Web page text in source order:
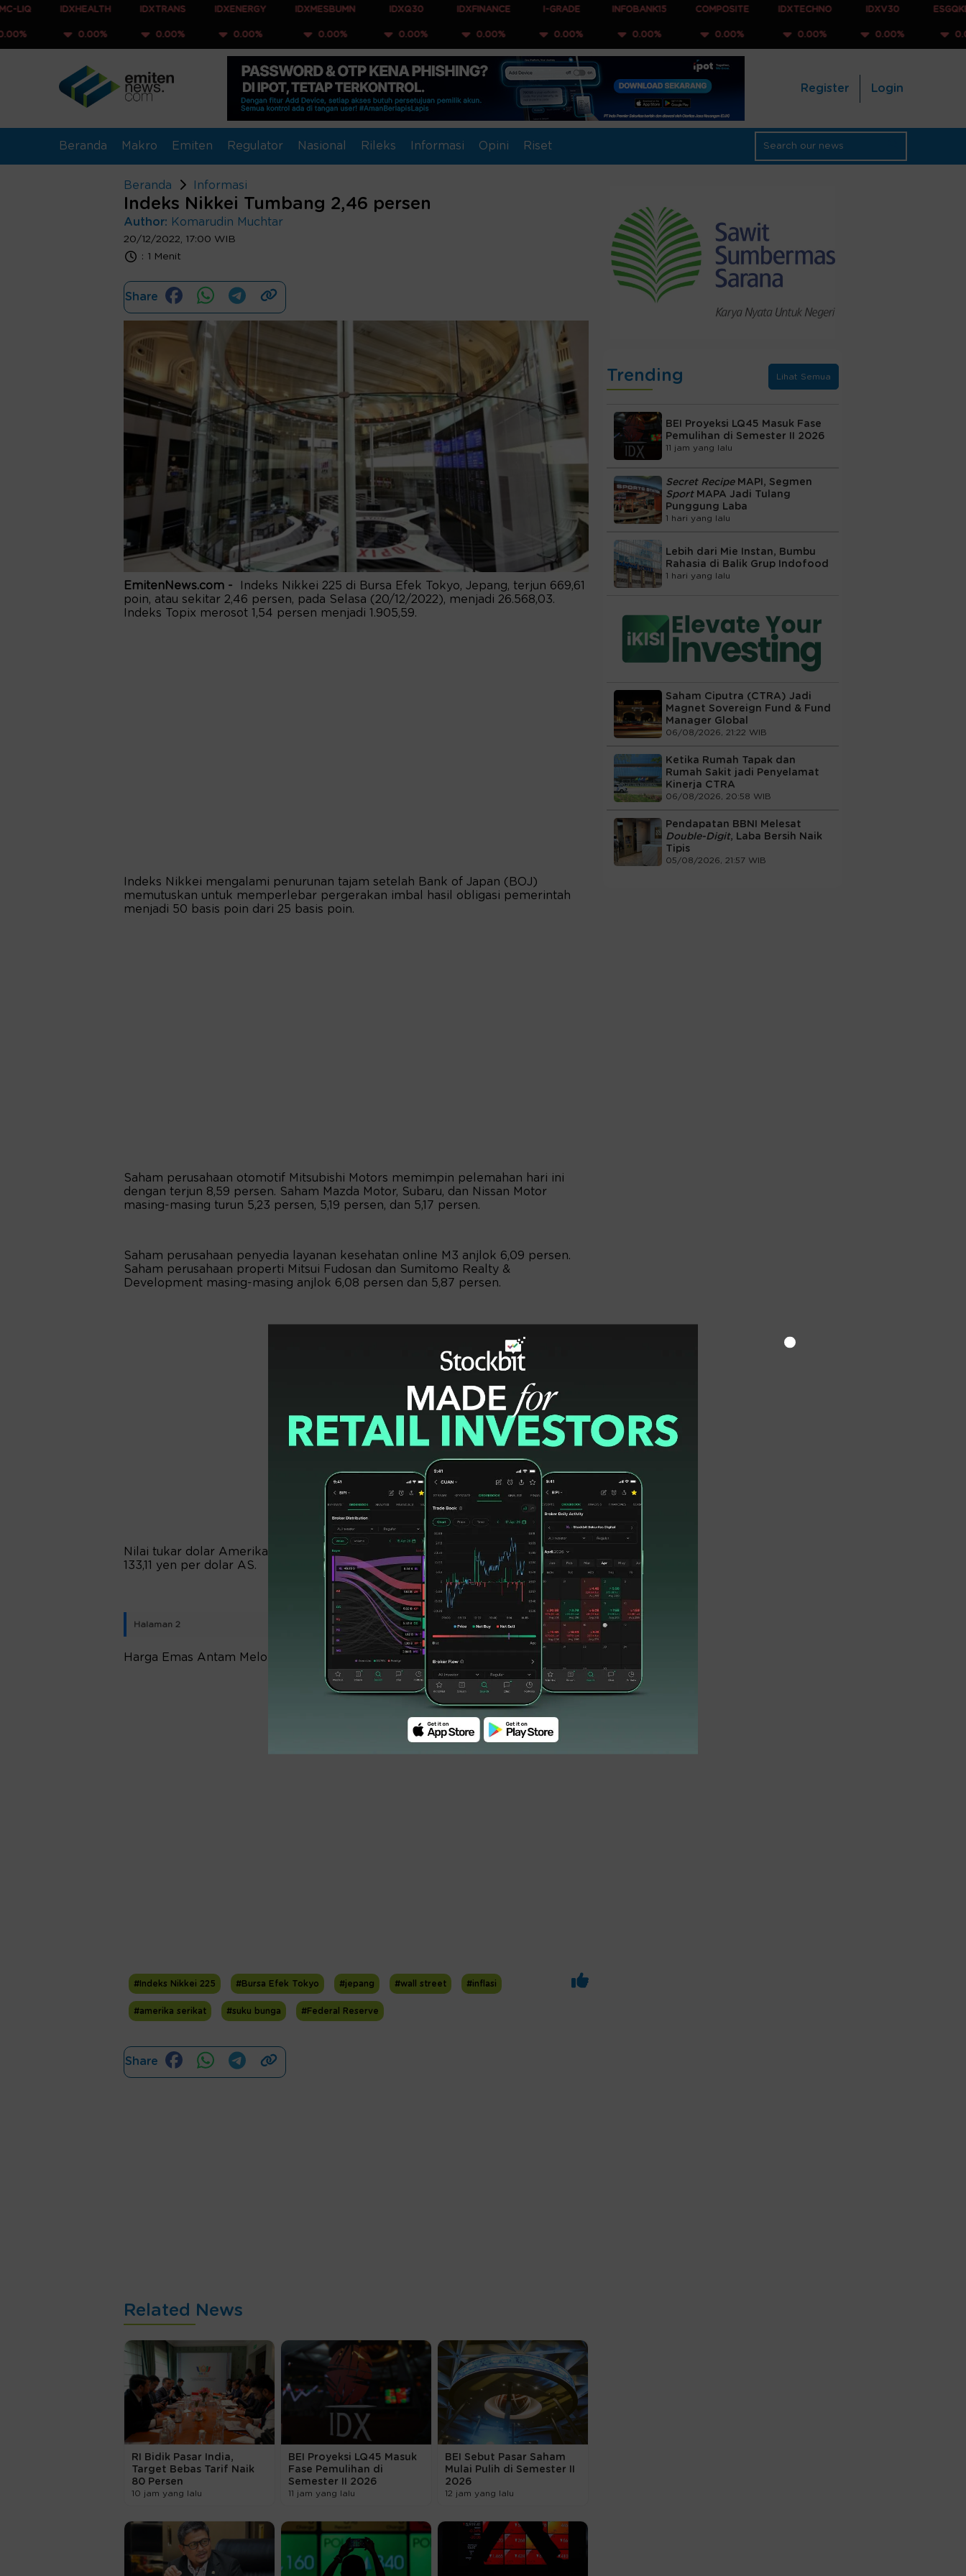
IDXHEALTH
0.00%
IDXTRANS
0.00%
IDXENERGY
0.00%
IDXMESBUMN
0.00%
IDXQ30
0.00%
IDXFINANCE
0.00%
I-GRADE
0.00%
INFOBANK15
0.00%
COMPOSITE
0.00%
IDXTECHNO
0.00%
IDXV30
0.00%
ESGQKEHATI
0.00%
Register Login
Beranda Makro Emiten Regulator Nasional Rileks Informasi Opini Riset
Beranda Informasi
Indeks Nikkei Tumbang 2,46 persen
Author: Komarudin Muchtar
20/12/2022, 17:00 WIB
: 1 Menit
Share
EmitenNews.com -
Indeks Nikkei 225 di Bursa Efek Tokyo, Jepang, terjun 669,61
poin, atau sekitar 2,46 persen, pada Selasa (20/12/2022), menjadi 26.568,03.
Indeks Topix merosot 1,54 persen menjadi 1.905,59.
Indeks Nikkei mengalami penurunan tajam setelah Bank of Japan (BOJ)
memutuskan untuk memperlebar pergerakan imbal hasil obligasi pemerintah
menjadi 50 basis poin dari 25 basis poin.
Saham perusahaan otomotif Mitsubishi Motors memimpin pelemahan hari ini
dengan terjun 8,59 persen. Saham Mazda Motor, Subaru, dan Nissan Motor
masing-masing turun 5,23 persen, 5,19 persen, dan 5,17 persen.
Saham perusahaan penyedia layanan kesehatan online M3 anjlok 6,09 persen.
Saham perusahaan properti Mitsui Fudosan dan Sumitomo Realty &
Development masing-masing anjlok 6,08 persen dan 5,87 persen.
Nilai tukar dolar Amerika Serikat melemah 2,78 persen terhadap yen menjadi
133,11 yen per dolar AS.
Halaman 2
Harga Emas Antam Melonjak Rp13.000 Jadi Rp 1.004.000 per Gram Hari Ini
#Indeks Nikkei 225 #Bursa Efek Tokyo #jepang #wall street #inflasi
#amerika serikat #suku bunga #Federal Reserve
Share
Related News
RI Bidik Pasar India,
Target Bebas Tarif Naik
80 Persen
10 jam yang lalu
BEI Proyeksi LQ45 Masuk
Fase Pemulihan di
Semester II 2026
11 jam yang lalu
BEI Sebut Pasar Saham
Mulai Pulih di Semester II
2026
12 jam yang lalu
Trending Lihat Semua
BEI Proyeksi LQ45 Masuk Fase
Pemulihan di Semester II 2026
11 jam yang lalu
Secret RecipeMAPI, Segmen
Sport MAPA Jadi Tulang
Punggung Laba
1 hari yang lalu
Lebih dari Mie Instan, Bumbu
Rahasia di Balik Grup Indofood
1 hari yang lalu
Saham Ciputra (CTRA) Jadi
Magnet Sovereign Fund & Fund
Manager Global
06/08/2026, 21:22 WIB
Ketika Rumah Tapak dan
Rumah Sakit jadi Penyelamat
Kinerja CTRA
06/08/2026, 20:58 WIB
Pendapatan BBNI Melesat
Double-Digit, Laba Bersih Naik
Tipis
05/08/2026, 21:57 WIB